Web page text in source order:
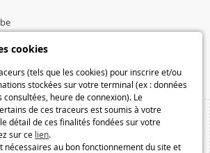
cookies
(tels que les cookies) pour inscrire et/ou
stockées sur votre terminal (ex : données
consultées, heure de connexion). Le
de ces traceurs est soumis à votre
détail de ces finalités fondées sur votre
sur ce lien.
nécessaires au bon fonctionnement du site et